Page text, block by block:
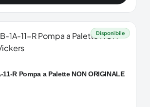
Disponibile
11-R Pompa a Palette NON ORIGINALE